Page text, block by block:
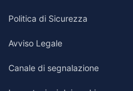
Politica di Sicurezza
Avviso Legale
Canale di segnalazione